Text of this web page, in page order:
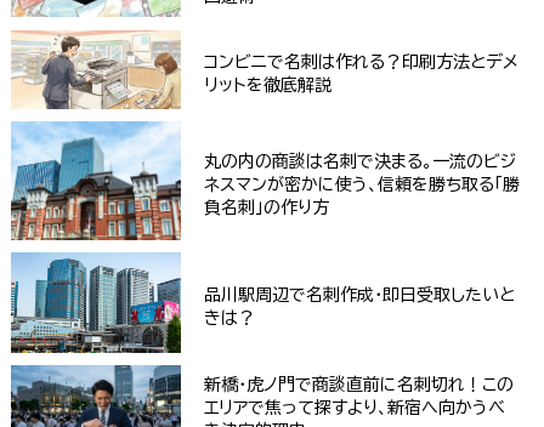
コンビニで名刺は作れる？印刷方法とデメ
リットを徹底解説
丸の内の商談は名刺で決まる。一流のビジ
ネスマンが密かに使う、信頼を勝ち取る「勝
負名刺」の作り方
品川駅周辺で名刺作成・即日受取したいと
きは？
新橋・虎ノ門で商談直前に名刺切れ！この
エリアで焦って探すより、新宿へ向かうべ